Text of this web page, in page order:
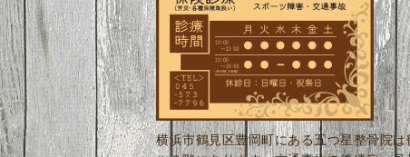
横浜市鶴見区豊岡町にある五つ星整骨院